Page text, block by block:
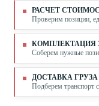
РАСЧЕТ
Проверим позиции,
КОМПЛЕКТАЦИЯ
Соберем нужные
ДОСТАВКА ГРУЗА
Подберем транспорт